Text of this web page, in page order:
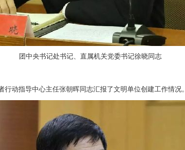
团中央书记处书记、直属机关党委书记徐晓同志
动指导中心主任张朝晖同志汇报了文明单位创建工作情况。